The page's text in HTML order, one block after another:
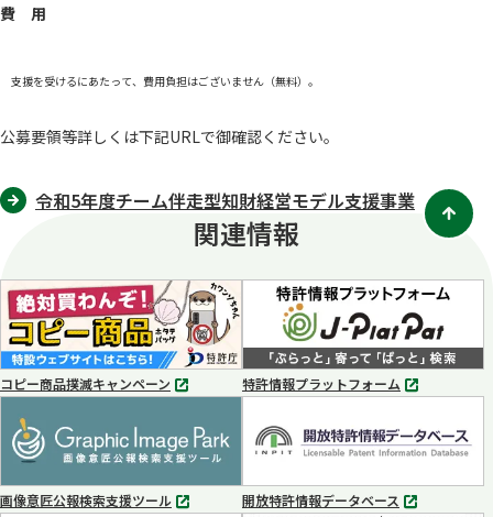
費 用
支援を受けるにあたって、費用負担はございません（無料）。
公募要領等詳しくは下記URLで御確認ください。
令和5年度チーム伴走型知財経営モデル支援事業
関連情報
コピー商品撲滅キャンペーン
別
で
開
く
特許情報プラットフォーム
別
ブ
で
く
画像意匠公報検索支援ツール
別
開放特許情報データベース
別